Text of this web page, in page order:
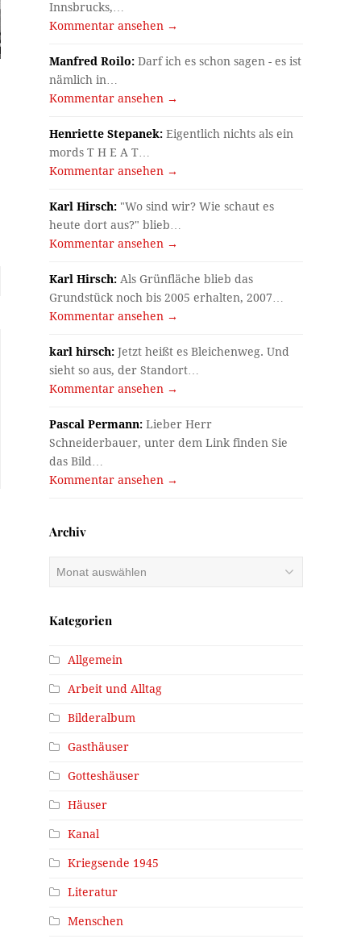
Innsbrucks,…
Kommentar ansehen →
Manfred Roilo: Darf ich es schon sagen - es ist
nämlich in…
Kommentar ansehen →
Henriette Stepanek: Eigentlich nichts als ein
mords T H E A T…
Kommentar ansehen →
Karl Hirsch: "Wo sind wir? Wie schaut es
heute dort aus?" blieb…
Kommentar ansehen →
Karl Hirsch: Als Grünfläche blieb das
Grundstück noch bis 2005 erhalten, 2007…
Kommentar ansehen →
karl hirsch: Jetzt heißt es Bleichenweg. Und
sieht so aus, der Standort…
Kommentar ansehen →
Pascal Permann: Lieber Herr
Schneiderbauer, unter dem Link finden Sie
das Bild…
Kommentar ansehen →
Archiv
Kategorien
Allgemein
Arbeit und Alltag
Bilderalbum
Gasthäuser
Gotteshäuser
Häuser
Kanal
Kriegsende 1945
Literatur
Menschen